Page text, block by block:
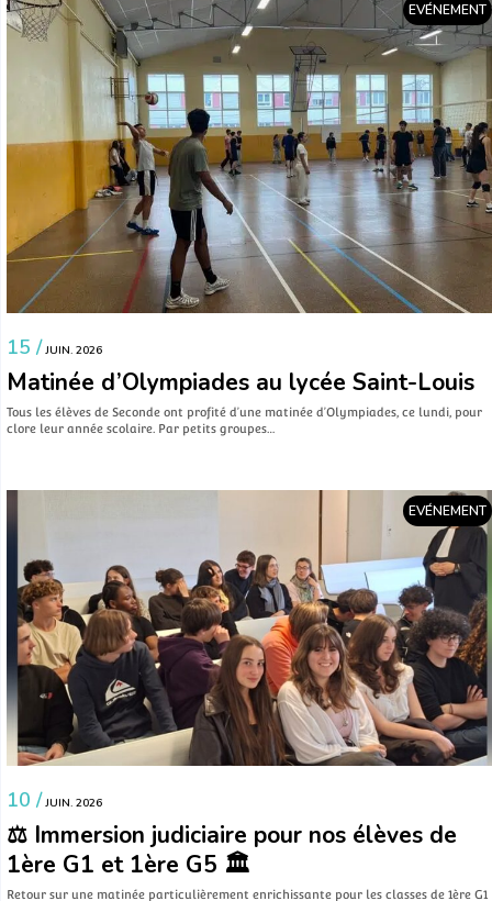
EVÉNEMENT
15 / JUIN. 2026
Matinée d’Olympiades au lycée Saint-Louis
Tous les élèves de Seconde ont profité d’une matinée d’Olympiades, ce lundi, pour
clore leur année scolaire. Par petits groupes…
EVÉNEMENT
10 / JUIN. 2026
⚖️ Immersion judiciaire pour nos élèves de
1ère G1 et 1ère G5 🏛️
​Retour sur une matinée particulièrement enrichissante pour les classes de 1ère G1